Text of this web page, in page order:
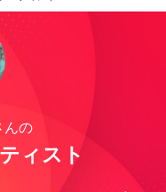
んの
ィスト